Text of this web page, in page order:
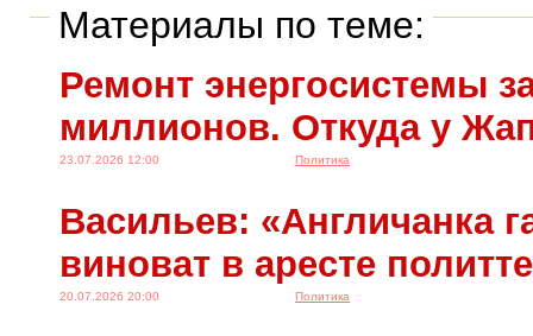
Материалы по теме:
Ремонт энергосистемы
миллионов. Откуда у
23.07.2026 12:00 Политика
Васильев: «Англичанка
виноват в аресте
20.07.2026 20:00 Политика